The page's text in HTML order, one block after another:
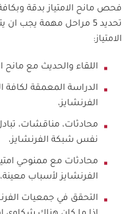
فحص مانح الامتياز بدقة
تحديد 5 مراحل مهمة
الامتياز:
اللقاء والحديث مع مانح
الدراسة المعمقة لكافة
الفرنشايز،
محادثات، مناقشات،
نفس شبكة الفرنشايز،
محادثات مع ممنوحي
الفرنشايز لأسباب معينة،
التحقق في جمعيات